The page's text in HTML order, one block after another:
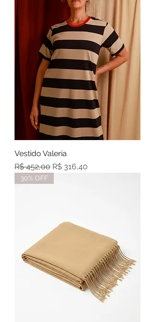
Vestido Valeria
Preço normal
R$ 452,00 Preço promocional
R$ 316,40
30% OFF